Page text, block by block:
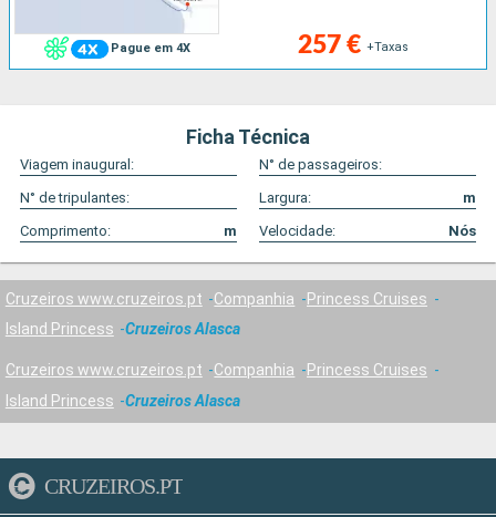
Pague em 4X 257 € +Taxas
Ficha Técnica
Viagem inaugural:
N° de passageiros:
N° de tripulantes:
Largura:
m
Comprimento:
m Velocidade: Nós
Cruzeiros www.cruzeiros.pt Companhia
Princess Cruises
Island Princess
Cruzeiros Alasca
Cruzeiros www.cruzeiros.pt Companhia
Princess Cruises
Island Princess
Cruzeiros Alasca
CRUZEIROS.PT